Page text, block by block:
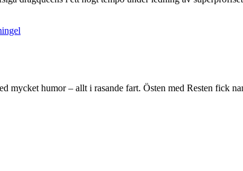
mycket humor – allt i rasande fart. Östen med Resten fick